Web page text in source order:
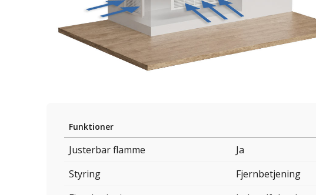
Funktioner
Justerbar flamme
Ja
Styring
Fjernbetjening